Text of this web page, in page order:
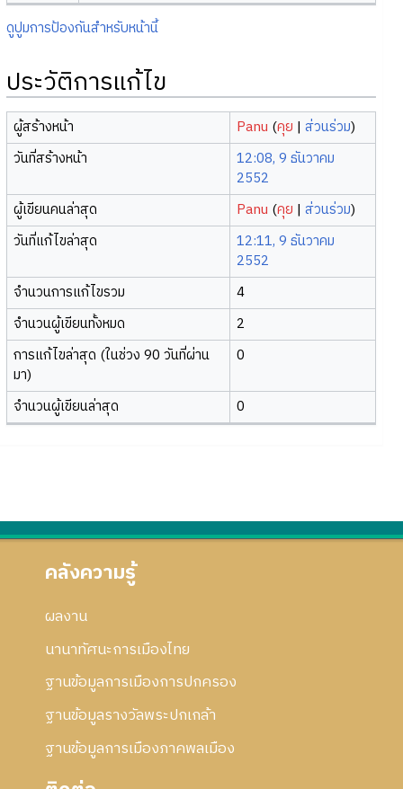
ดูปูมการป้องกันสำหรับหน้านี้
ประวัติการแก้ไข
ผู้สร้างหน้า Panu (คุย |ส่วนร่วม)
วันที่สร้างหน้า
12:08, 9 ธันวาคม
2552
ผู้เขียนคนล่าสุด
Panu (คุย |ส่วนร่วม)
วันที่แก้ไขล่าสุด
12:11, 9 ธันวาคม
2552
จำนวนการแก้ไขรวม
4
จำนวนผู้เขียนทั้งหมด
2
การแก้ไขล่าสุด (ในช่วง 90 วันที่ผ่าน
มา)
0
จำนวนผู้เขียนล่าสุด 0
คลังความรู้
ผลงาน
นานาทัศนะการเมืองไทย
ฐานข้อมูลการเมืองการปกครอง
ฐานข้อมูลรางวัลพระปกเกล้า
ฐานข้อมูลการเมืองภาคพลเมือง